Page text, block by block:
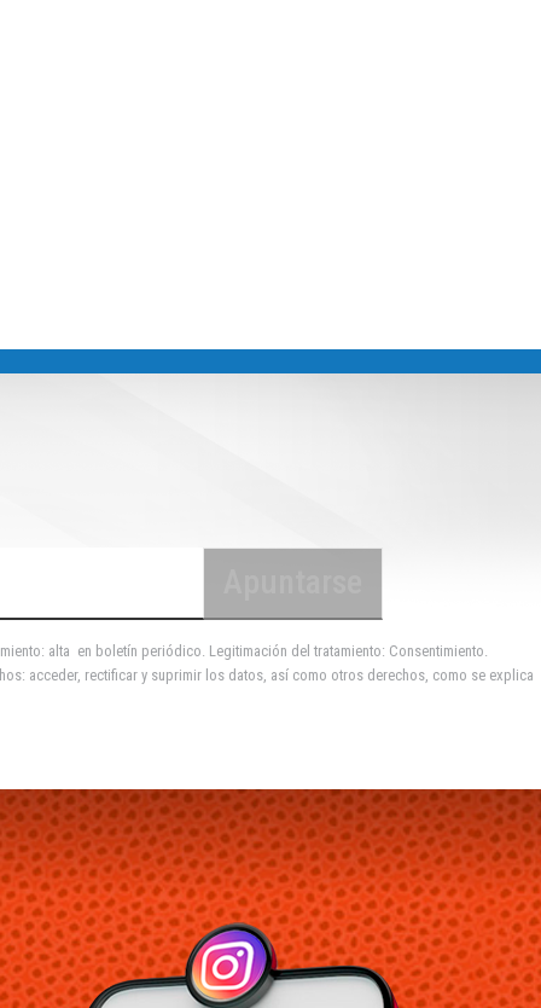
alta en boletín periódico. Legitimación del tratamiento: Consentimiento.
acceder, rectificar y suprimir los datos, así como otros derechos, como se explica